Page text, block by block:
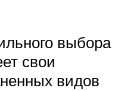
выбора
свои
видов